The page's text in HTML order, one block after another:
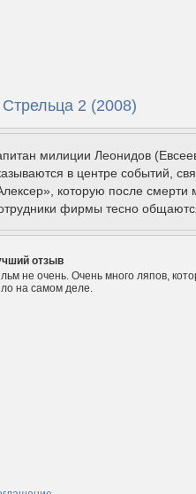
2 (2008)
милиции Леонидов
в центре событий,
которую после
фирмы тесно
отзыв
не очень. Очень много ляпов,
на самом деле.